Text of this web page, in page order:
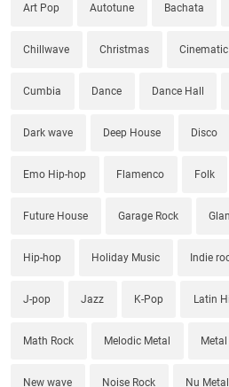
Art Pop Autotune Bachata
Chillwave Christmas Cinematic
Cumbia Dance Dance Hall
Dark wave Deep House Disco
Emo Hip-hop Flamenco Folk
Future House Garage Rock
Hip-hop Holiday Music Indie
J-pop Jazz K-Pop Latin
Math Rock Melodic Metal Metal
New wave Noise Rock Nu Metal